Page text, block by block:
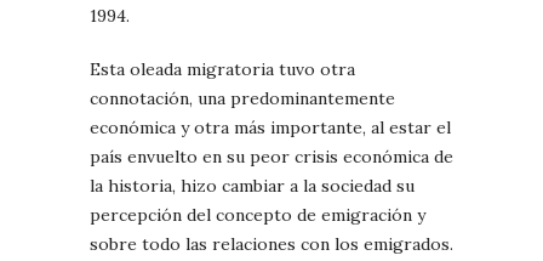
1994.
Esta oleada migratoria tuvo otra
connotación, una predominantemente
económica y otra más importante, al estar el
país envuelto en su peor crisis económica de
la historia, hizo cambiar a la sociedad su
percepción del concepto de emigración y
sobre todo las relaciones con los emigrados.